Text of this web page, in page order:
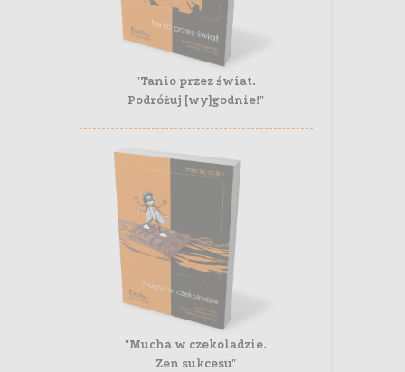
"Tanio przez świat.
Podróżuj [wy]godnie!"
"Mucha w czekoladzie.
Zen sukcesu"